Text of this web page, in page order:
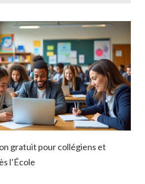
gratuit pour collégiens et
l’École